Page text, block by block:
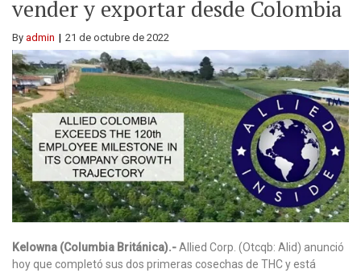
vender y exportar desde Colombia
By admin 21 de octubre de 2022
Kelowna (Columbia Británica).-Allied Corp. (Otcqb: Alid) anunció
hoy que completó sus dos primeras cosechas de THC y está